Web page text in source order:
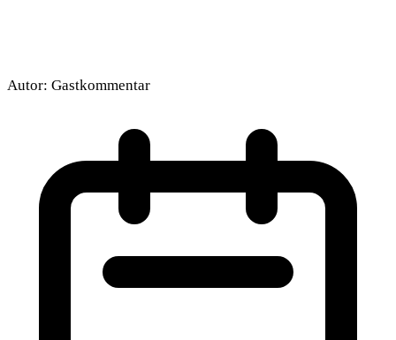
Autor: Gastkommentar